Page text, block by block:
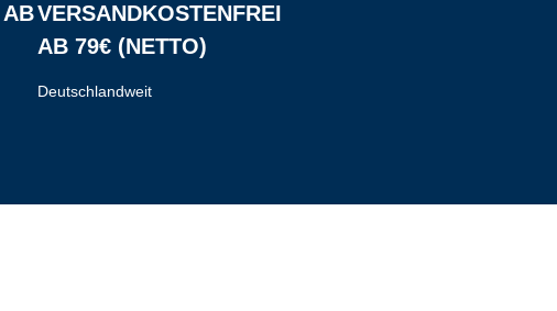
ABVERSANDKOSTENFREI
AB 79€ (NETTO)
Deutschlandweit